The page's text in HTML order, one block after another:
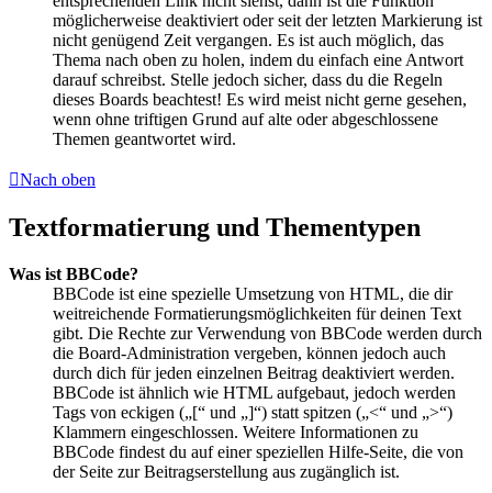
möglicherweise deaktiviert oder seit der letzten Markierung ist
nicht genügend Zeit vergangen. Es ist auch möglich, das
Thema nach oben zu holen, indem du einfach eine Antwort
darauf schreibst. Stelle jedoch sicher, dass du die Regeln
dieses Boards beachtest! Es wird meist nicht gerne gesehen,
wenn ohne triftigen Grund auf alte oder abgeschlossene
Themen geantwortet wird.
Nach oben
Textformatierung und Thementypen
Was ist BBCode?
BBCode ist eine spezielle Umsetzung von HTML, die dir
weitreichende Formatierungsmöglichkeiten für deinen Text
gibt. Die Rechte zur Verwendung von BBCode werden durch
die Board-Administration vergeben, können jedoch auch
durch dich für jeden einzelnen Beitrag deaktiviert werden.
BBCode ist ähnlich wie HTML aufgebaut, jedoch werden
Tags von eckigen („[“ und „]“) statt spitzen („<“ und „>“)
Klammern eingeschlossen. Weitere Informationen zu
BBCode findest du auf einer speziellen Hilfe-Seite, die von
der Seite zur Beitragserstellung aus zugänglich ist.